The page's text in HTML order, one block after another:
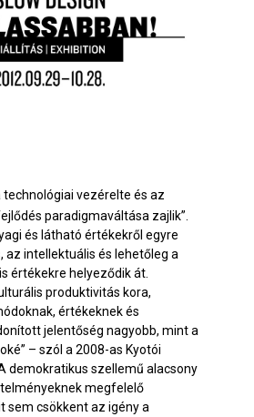
technológiai vezérelte és az
paradigmaváltása zajlik”.
és látható értékekről egyre
az intellektuális és lehetőleg a
értékekre helyeződik át.
produktivitás kora,
értékeknek és
jelentőség nagyobb, mint a
– szól a 2008-as Kyotói
demokratikus szellemű alacsony
megfelelő
sem csökkent az igény a